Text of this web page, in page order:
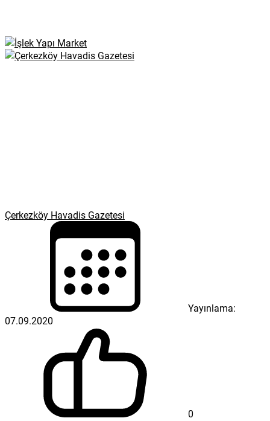
Çerkezköy Havadis Gazetesi
Yayınlama:
07.09.2020
0